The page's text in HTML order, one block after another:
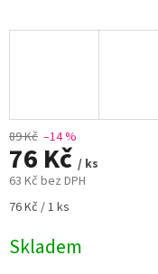
89 Kč –14 %
76 Kč / ks
63 Kč bez DPH
Měrná
76 Kč / 1 ks
Skladem